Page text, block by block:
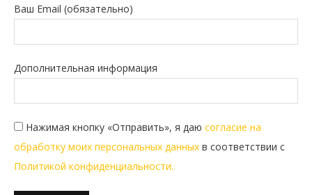
Ваш Email (обязательно)
Дополнительная информация
Нажимая кнопку «Отправить», я даю согласие на
обработку моих персональных данных в соответствии с
Политикой конфиденциальности.